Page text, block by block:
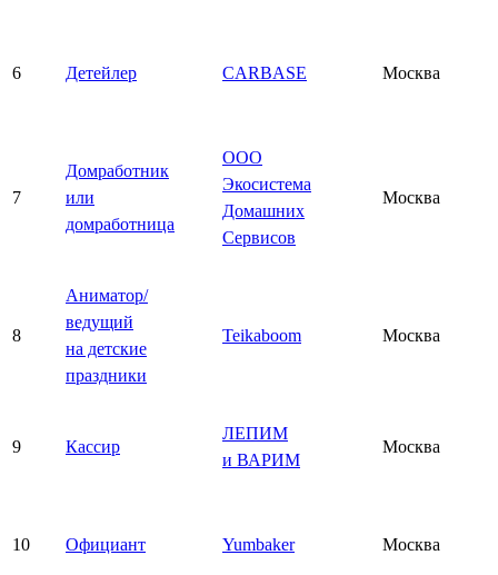
6 Детейлер CARBASE Москва
7
Домработник
или
домработница
ООО
Экосистема
Домашних
Сервисов
Москва
8
Аниматор/
ведущий
на детские
праздники
Teikaboom Москва
9 Кассир
ЛЕПИМ
и ВАРИМ
Москва
10 Официант Yumbaker Москва